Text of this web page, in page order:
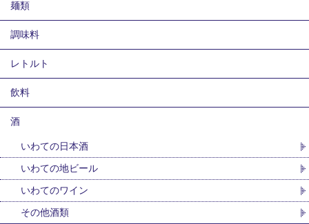
麺類
調味料
レトルト
飲料
酒
いわての日本酒
いわての地ビール
いわてのワイン
その他酒類